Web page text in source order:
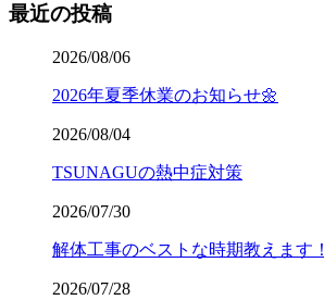
最近の投稿
2026/08/06
2026年夏季休業のお知らせ🌼
2026/08/04
TSUNAGUの熱中症対策
2026/07/30
解体工事のベストな時期教えます！
2026/07/28